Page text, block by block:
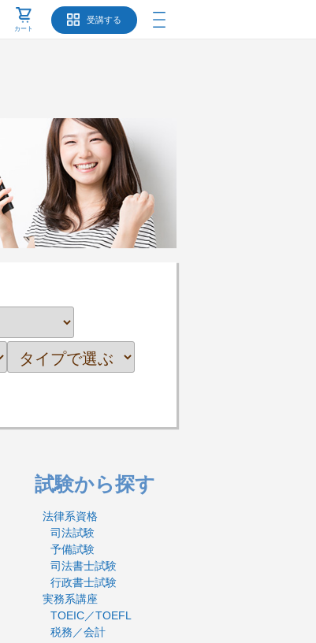
カート
受講する
試験から探す
法律系資格
司法試験
予備試験
司法書士試験
行政書士試験
実務系講座
TOEIC／TOEFL
税務／会計